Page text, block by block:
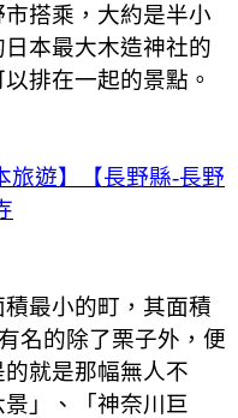
搭乘，大約是半小
本最大木造神社的
排在一起的景點。
旅遊】【長野縣-長野
最小的町，其面積
名的除了栗子外，便
就是那幅無人不
」、「神奈川巨